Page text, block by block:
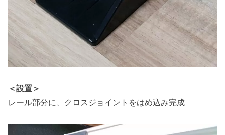
＜設置＞
レール部分に、クロスジョイントをはめ込み完成